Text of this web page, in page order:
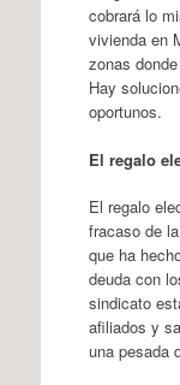
cobrará lo
vivienda en
zonas
Hay
oportunos.
El regalo
El regalo
fracaso de
que ha
deuda con
sindicato
afiliados y
una pesada